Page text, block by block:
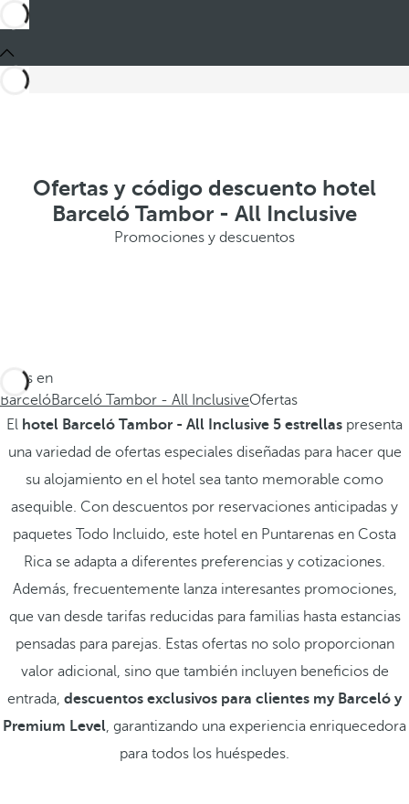
Ofertas y código descuento hotel
Barceló Tambor - All Inclusive
Promociones y descuentos
Estás en
BarcelóBarceló Tambor - All InclusiveOfertas
El hotel Barceló Tambor - All Inclusive 5 estrellas presenta
una variedad de ofertas especiales diseñadas para hacer que
su alojamiento en el hotel sea tanto memorable como
asequible. Con descuentos por reservaciones anticipadas y
paquetes Todo Incluido, este hotel en Puntarenas en Costa
Rica se adapta a diferentes preferencias y cotizaciones.
Además, frecuentemente lanza interesantes promociones,
que van desde tarifas reducidas para familias hasta estancias
pensadas para parejas. Estas ofertas no solo proporcionan
valor adicional, sino que también incluyen beneficios de
entrada, descuentos exclusivos para clientes my Barceló y
Premium Level, garantizando una experiencia enriquecedora
para todos los huéspedes.